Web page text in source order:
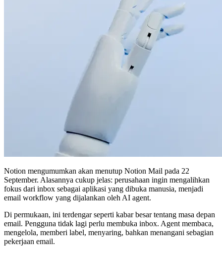
Notion mengumumkan akan menutup Notion Mail pada 22
September. Alasannya cukup jelas: perusahaan ingin mengalihkan
fokus dari inbox sebagai aplikasi yang dibuka manusia, menjadi
email workflow yang dijalankan oleh AI agent.
Di permukaan, ini terdengar seperti kabar besar tentang masa depan
email. Pengguna tidak lagi perlu membuka inbox. Agent membaca,
mengelola, memberi label, menyaring, bahkan menangani sebagian
pekerjaan email.